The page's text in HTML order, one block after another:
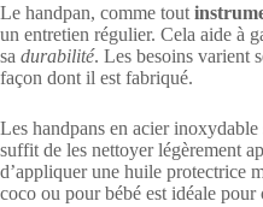
Le handpan, comme tout
un entretien régulier. Cela aide à
sa durabilité. Les besoins varient
façon dont il est fabriqué.
Les handpans en acier
suffit de les nettoyer légèrement
d’appliquer une huile protectrice
coco ou pour bébé est idéale pour